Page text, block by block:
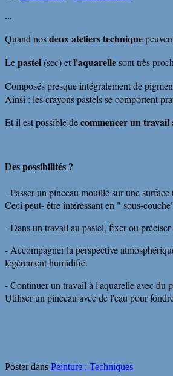
...
Quand nosdeux ateliers technique
Lepastel(sec) etl'aquarellesont très
Composés presque intégralement de
Ainsi : les crayons pastels se comportent
Et il est possible decommencer un travail
Des possibilités ?
- Passer un pinceau mouillé sur une
Ceci peut- être intéressant en " sous-
- Dans un travail au pastel, fixer ou
- Accompagner la perspective
légèrement humidifié.
- Continuer un travail à l'aquarelle avec du
Utiliser un pinceau avec de l'eau pour
Poster dans Peinture : Techniques